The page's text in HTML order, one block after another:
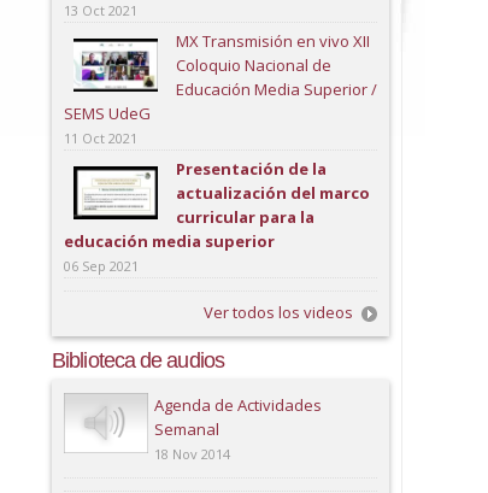
13 Oct 2021
MX Transmisión en vivo XII
Coloquio Nacional de
Educación Media Superior /
SEMS UdeG
11 Oct 2021
Presentación de la
actualización del marco
curricular para la
educación media superior
06 Sep 2021
Ver todos los videos
Biblioteca de audios
Play
Agenda de Actividades
Semanal
18 Nov 2014